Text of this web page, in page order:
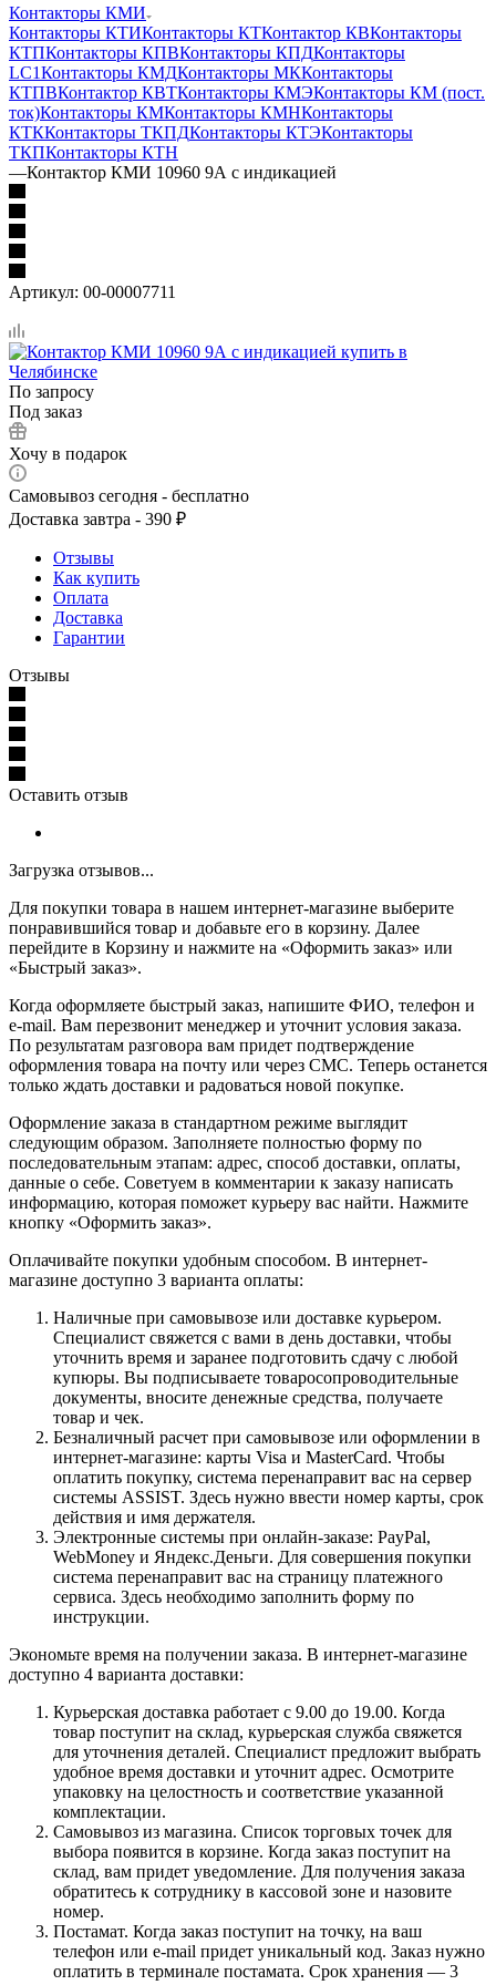
Контакторы КМИ
Контакторы КТИКонтакторы КТКонтактор КВКонтакторы
КТПКонтакторы КПВКонтакторы КПДКонтакторы
LC1Контакторы КМДКонтакторы МККонтакторы
КТПВКонтактор КВТКонтакторы КМЭКонтакторы КМ (пост.
ток)Контакторы КМКонтакторы КМНКонтакторы
КТККонтакторы ТКПДКонтакторы КТЭКонтакторы
ТКПКонтакторы КТН
—Контактор КМИ 10960 9А с индикацией
Артикул: 00-00007711
По запросу
Под заказ
Хочу в подарок
Самовывоз сегодня - бесплатно
Доставка завтра - 390 ₽
Отзывы
Как купить
Оплата
Доставка
Гарантии
Отзывы
Оставить отзыв
Загрузка отзывов...
Для покупки товара в нашем интернет-магазине выберите
понравившийся товар и добавьте его в корзину. Далее
перейдите в Корзину и нажмите на «Оформить заказ» или
«Быстрый заказ».
Когда оформляете быстрый заказ, напишите ФИО, телефон и
e-mail. Вам перезвонит менеджер и уточнит условия заказа.
По результатам разговора вам придет подтверждение
оформления товара на почту или через СМС. Теперь останется
только ждать доставки и радоваться новой покупке.
Оформление заказа в стандартном режиме выглядит
следующим образом. Заполняете полностью форму по
последовательным этапам: адрес, способ доставки, оплаты,
данные о себе. Советуем в комментарии к заказу написать
информацию, которая поможет курьеру вас найти. Нажмите
кнопку «Оформить заказ».
Оплачивайте покупки удобным способом. В интернет-
магазине доступно 3 варианта оплаты:
Наличные при самовывозе или доставке курьером.
Специалист свяжется с вами в день доставки, чтобы
уточнить время и заранее подготовить сдачу с любой
купюры. Вы подписываете товаросопроводительные
документы, вносите денежные средства, получаете
товар и чек.
Безналичный расчет при самовывозе или оформлении в
интернет-магазине: карты Visa и MasterCard. Чтобы
оплатить покупку, система перенаправит вас на сервер
системы ASSIST. Здесь нужно ввести номер карты, срок
действия и имя держателя.
Электронные системы при онлайн-заказе: PayPal,
WebMoney и Яндекс.Деньги. Для совершения покупки
система перенаправит вас на страницу платежного
сервиса. Здесь необходимо заполнить форму по
инструкции.
Экономьте время на получении заказа. В интернет-магазине
доступно 4 варианта доставки:
Курьерская доставка работает с 9.00 до 19.00. Когда
товар поступит на склад, курьерская служба свяжется
для уточнения деталей. Специалист предложит выбрать
удобное время доставки и уточнит адрес. Осмотрите
упаковку на целостность и соответствие указанной
комплектации.
Самовывоз из магазина. Список торговых точек для
выбора появится в корзине. Когда заказ поступит на
склад, вам придет уведомление. Для получения заказа
обратитесь к сотруднику в кассовой зоне и назовите
номер.
Постамат. Когда заказ поступит на точку, на ваш
телефон или e-mail придет уникальный код. Заказ нужно
оплатить в терминале постамата. Срок хранения — 3